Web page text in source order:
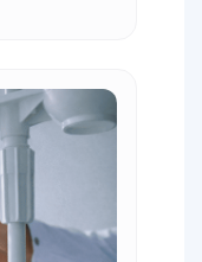
и
Олега